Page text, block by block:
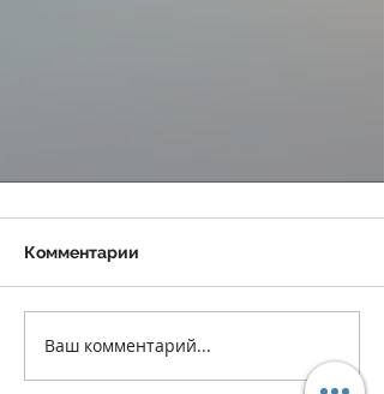
Комментарии
Ваш комментарий...